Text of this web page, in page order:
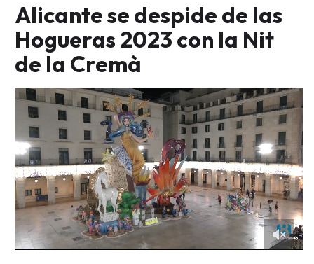
Alicante se despide de las
Hogueras 2023 con la Nit
de la Cremà